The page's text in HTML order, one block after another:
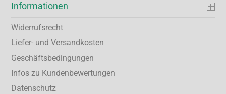
Informationen
Widerrufsrecht
Liefer- und Versandkosten
Geschäftsbedingungen
Infos zu Kundenbewertungen
Datenschutz